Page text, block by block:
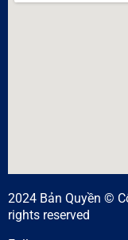
2024 Bản Quyền ©
rights reserved